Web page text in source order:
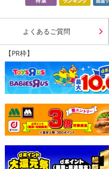
よくあるご質問
【PR枠】